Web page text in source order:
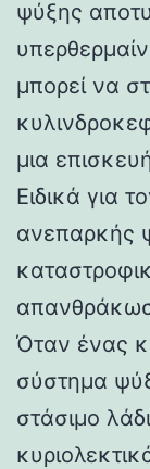
ψύξης
μπορεί να
μια
Ειδικά για
ανεπαρκής
Όταν ένας
σύστημα
στάσιμο